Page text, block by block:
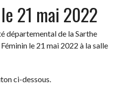
21 mai 2022
départemental de la Sarthe
le 21 mai 2022 à la salle
ci-dessous.